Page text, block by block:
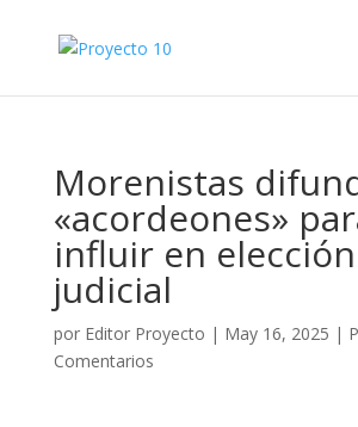
Morenistas
«acordeones»
influir en elección
judicial
por Editor Proyecto | May 16, 2025 |
Comentarios